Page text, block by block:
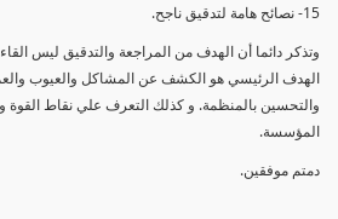
15- نصائح هامة لتدقيق ناجح.
وتذكر دائما أن الهدف من المراجعة والتدقيق ليس
الهدف الرئيسي هو الكشف عن المشاكل والعيوب
والتحسين بالمنظمة. و كذلك التعرف علي نقاط القوة
المؤسسة.
دمتم موفقين.